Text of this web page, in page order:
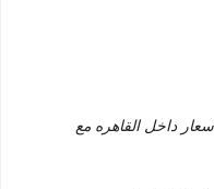
2020 بارخص الاسعار داخل القاهره مع